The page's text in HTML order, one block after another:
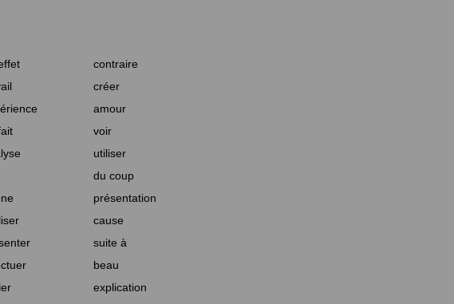
contraire
créer
amour
voir
utiliser
du coup
présentation
cause
suite à
beau
explication